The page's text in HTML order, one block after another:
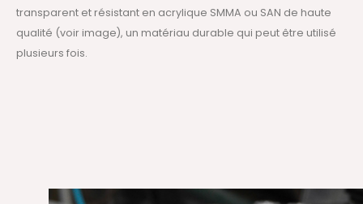
transparent et résistant en acrylique SMMA ou SAN de haute
qualité (voir image), un matériau durable qui peut être utilisé
plusieurs fois.